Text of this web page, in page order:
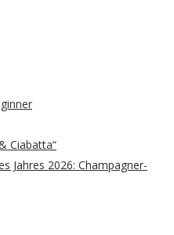
Ciabatta“
Jahres 2026: Champagner-